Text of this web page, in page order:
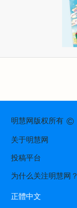
明慧网版权所有©
关于明慧网
投稿平台
为什么关注明慧网？
正體中文